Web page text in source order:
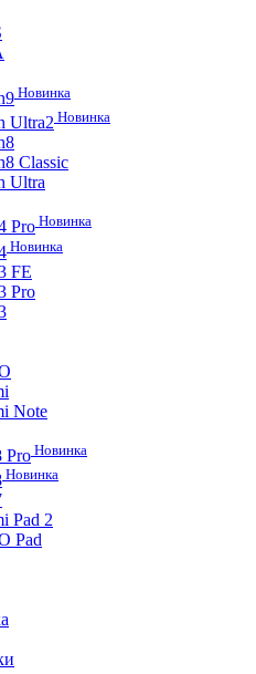
Новинка
Ultra2 Новинка
Classic
Ultra
Pro Новинка
Новинка
FE
Pro
Note
Pro Новинка
Новинка
Pad 2
Pad